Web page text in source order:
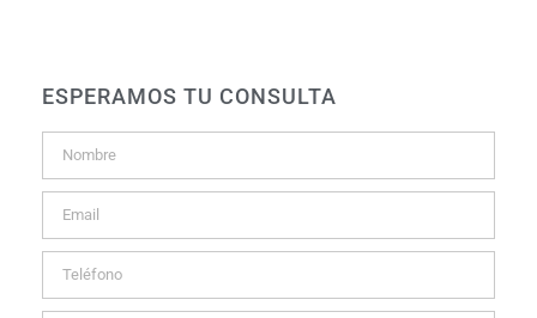
ESPERAMOS TU CONSULTA